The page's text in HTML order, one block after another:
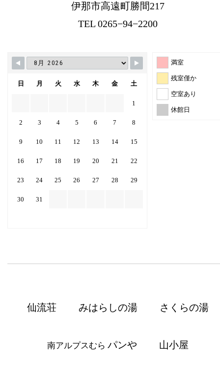
伊那市高遠町勝間217
TEL 0265−94−2200
満室
残室僅か
空室あり
休館日
日 月 火 水 木 金 土
1
2 3 4 5 6 7 8
9 10 11 12 13 14 15
16 17 18 19 20 21 22
23 24 25 26 27 28 29
30 31
仙流荘 みはらしの湯 さくらの湯
南アルプスむら パンや 山小屋